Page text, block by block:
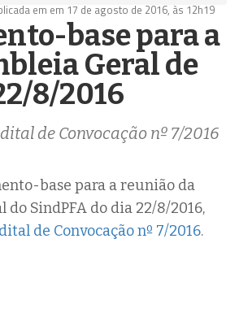
em em 17 de agosto de 2016, às 12h19
base para a
Geral de
8/2016
de Convocação nº 7/2016
base para a reunião da
do SindPFA do dia 22/8/2016,
de Convocação nº 7/2016.